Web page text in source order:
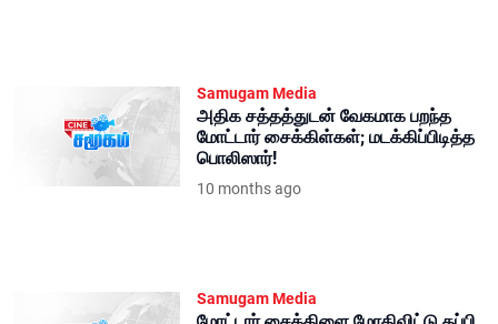
Samugam Media
அதிக சத்தத்துடன் வேகமாக பறந்த
மோட்டார் சைக்கிள்கள்; மடக்கிப்பிடித்த
பொலிஸார்!
10 months ago
Samugam Media